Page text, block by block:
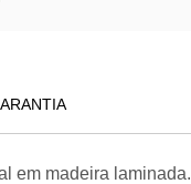
em madeira laminada.